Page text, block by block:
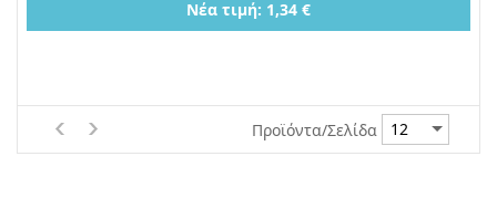
Νέα τιμή: 1,34 €
Προϊόντα/Σελίδα